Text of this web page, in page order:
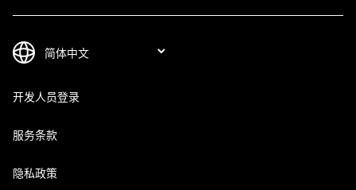
开发人员登录
服务条款
隐私政策